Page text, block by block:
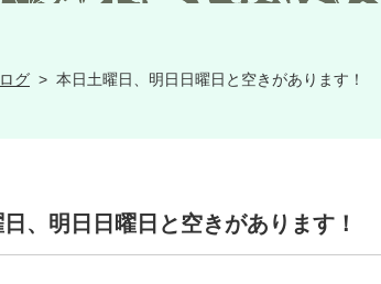
グ > 本日土曜日、明日日曜日と空きがあります！
、明日日曜日と空きがあります！